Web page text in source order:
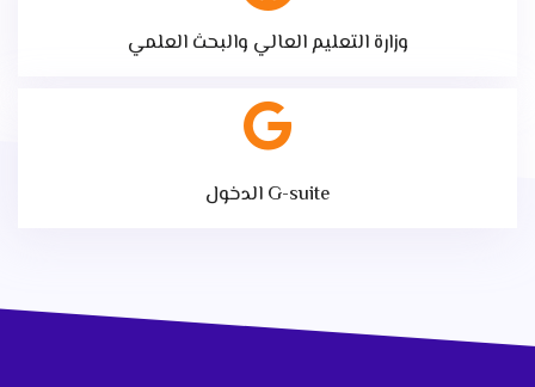
وزارة التعليم العالي والبحث العلمي
الدخول G-suite